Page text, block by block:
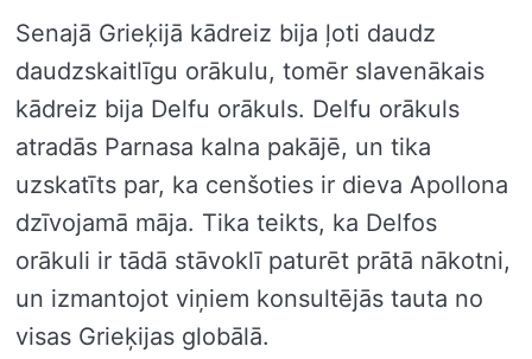
Senajā Grieķijā kādreiz bija ļoti daudz
daudzskaitlīgu orākulu, tomēr slavenākais
kādreiz bija Delfu orākuls. Delfu orākuls
atradās Parnasa kalna pakājē, un tika
uzskatīts par, ka cenšoties ir dieva Apollona
dzīvojamā māja. Tika teikts, ka Delfos
orākuli ir tādā stāvoklī paturēt prātā nākotni,
un izmantojot viņiem konsultējās tauta no
visas Grieķijas globālā.